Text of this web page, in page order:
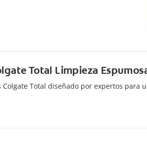
Total Limpieza
Colgate Total diseñado por expertos para